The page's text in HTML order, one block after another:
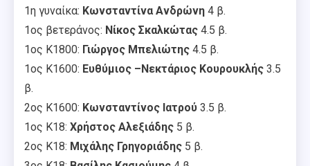
1η γυναίκα: Κωνσταντίνα Ανδρώνη 4 β.
1ος βετεράνος: Νίκος Σκαλκώτας 4.5 β.
1ος Κ1800: Γιώργος Μπελιώτης 4.5 β.
1ος Κ1600: Ευθύμιος –Νεκτάριος Κουρουκλής 3.5
β.
2ος Κ1600: Κωνσταντίνος Ιατρού 3.5 β.
1ος Κ18: Χρήστος Αλεξιάδης 5 β.
2ος Κ18: Μιχάλης Γρηγοριάδης 5 β.